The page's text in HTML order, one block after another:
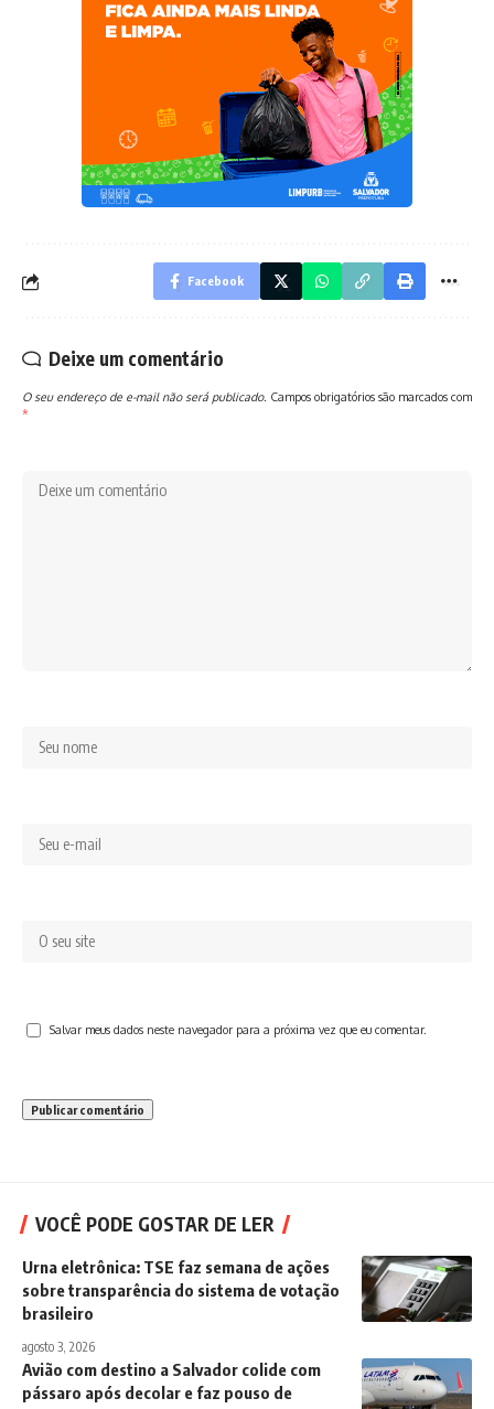
Facebook
Deixe um comentário
O seu endereço de e-mail não será publicado. Campos obrigatórios são marcados com
*
Salvar meus dados neste navegador para a próxima vez que eu comentar.
VOCÊ PODE GOSTAR DE LER
Urna eletrônica: TSE faz semana de ações
sobre transparência do sistema de votação
brasileiro
agosto 3, 2026
Avião com destino a Salvador colide com
pássaro após decolar e faz pouso de